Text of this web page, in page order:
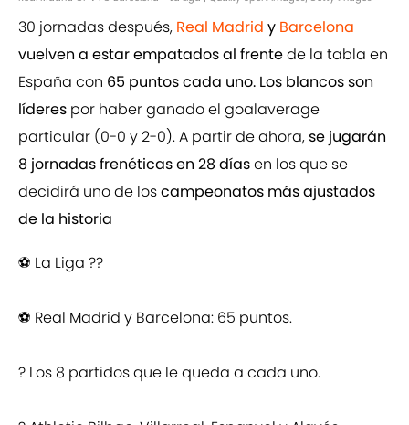
30 jornadas después, Real Madrid y Barcelona
vuelven a estar empatados al frentede la tabla en
España con 65 puntos cada uno. Los blancos son
líderes por haber ganado el goalaverage
particular (0-0 y 2-0). A partir de ahora,se jugarán
8 jornadas frenéticas en 28 díasen los que se
decidirá uno de loscampeonatos más ajustados
de la historia
⚽️ La Liga ??
⚽️ Real Madrid y Barcelona: 65 puntos.
? Los 8 partidos que le queda a cada uno.